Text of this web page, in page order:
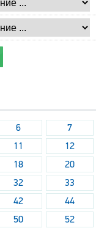
6
7
11
12
18
20
32
33
42
44
50 52